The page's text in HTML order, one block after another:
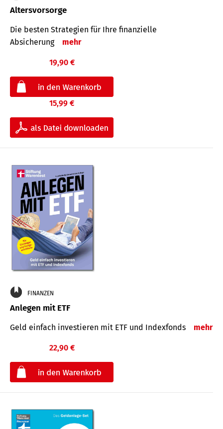
Altersvorsorge
Die besten Strategien für Ihre finanzielle
Absicherung
mehr
19,90 €
15,99 €
FINANZEN
Anlegen mit ETF
Geld einfach investieren mit ETF und Indexfonds mehr
22,90 €